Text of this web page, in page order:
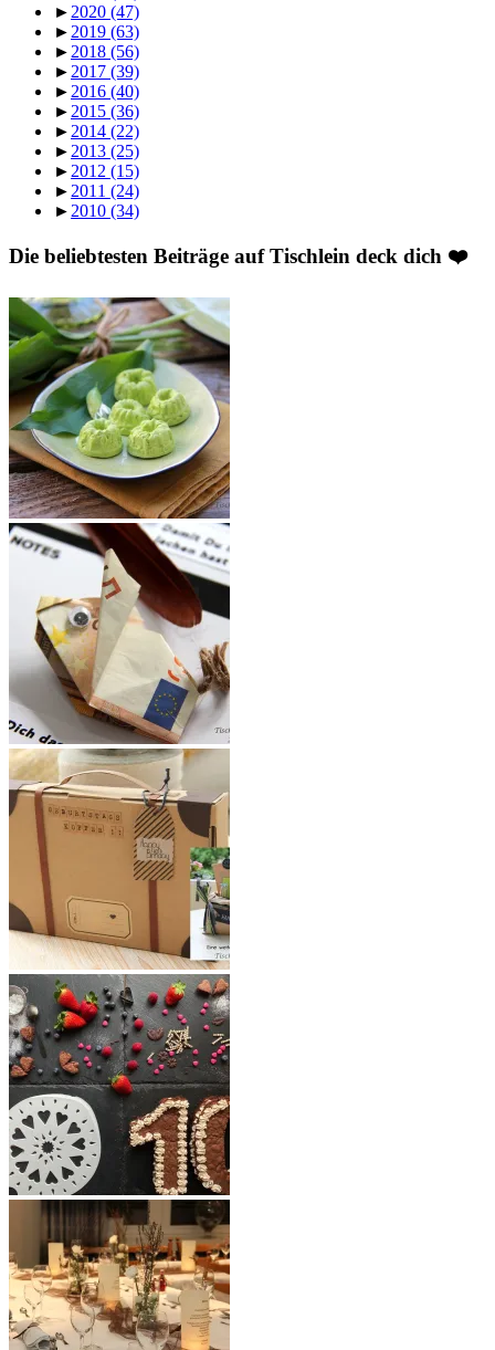
► 2020 (47)
► 2019 (63)
► 2018 (56)
► 2017 (39)
► 2016 (40)
► 2015 (36)
► 2014 (22)
► 2013 (25)
► 2012 (15)
► 2011 (24)
► 2010 (34)
Die beliebtesten Beiträge auf Tischlein deck dich ❤️